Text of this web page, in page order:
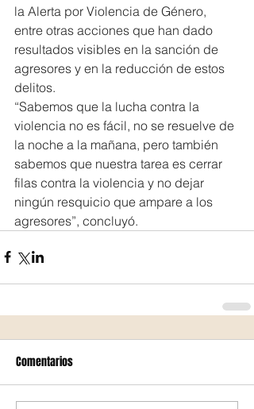
la Alerta por Violencia de Género,
entre otras acciones que han dado
resultados visibles en la sanción de
agresores y en la reducción de estos
delitos.
“Sabemos que la lucha contra la
violencia no es fácil, no se resuelve de
la noche a la mañana, pero también
sabemos que nuestra tarea es cerrar
filas contra la violencia y no dejar
ningún resquicio que ampare a los
agresores”, concluyó.
Comentarios